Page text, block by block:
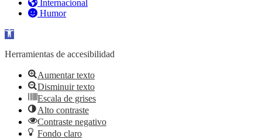
Internacional
Humor
Abrir barra de herramientas
Herramientas de accesibilidad
Aumentar texto
Disminuir texto
Escala de grises
Alto contraste
Contraste negativo
Fondo claro